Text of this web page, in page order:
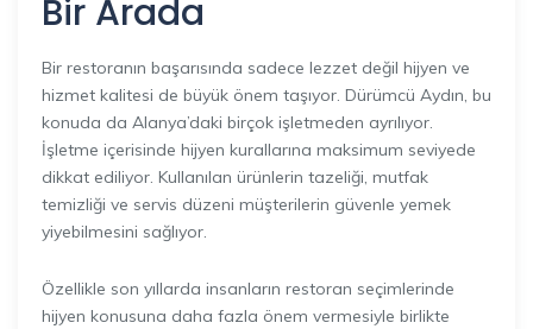
Bir Arada
Bir restoranın başarısında sadece lezzet değil hijyen ve
hizmet kalitesi de büyük önem taşıyor. Dürümcü Aydın, bu
konuda da Alanya’daki birçok işletmeden ayrılıyor.
İşletme içerisinde hijyen kurallarına maksimum seviyede
dikkat ediliyor. Kullanılan ürünlerin tazeliği, mutfak
temizliği ve servis düzeni müşterilerin güvenle yemek
yiyebilmesini sağlıyor.
Özellikle son yıllarda insanların restoran seçimlerinde
hijyen konusuna daha fazla önem vermesiyle birlikte